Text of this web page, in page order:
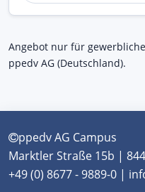
Angebot nur für
ppedv AG (Deutschland).
ppedv AG Campus
Marktler Straße 15b |
+49 (0) 8677 - 9889-0 |